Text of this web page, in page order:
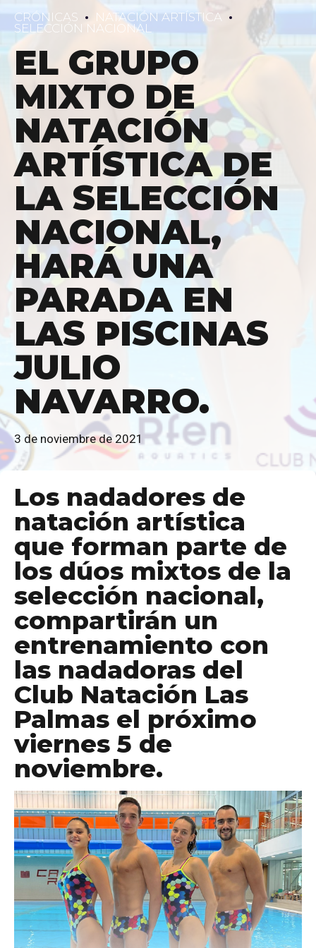
CRÓNICAS
NATACIÓN ARTÍSTICA
SELECCIÓN NACIONAL
EL GRUPO
MIXTO DE
NATACIÓN
ARTÍSTICA DE
LA SELECCIÓN
NACIONAL,
HARÁ UNA
PARADA EN
LAS PISCINAS
JULIO
NAVARRO.
3 de noviembre de 2021
Los nadadores de
natación artística
que forman parte de
los dúos mixtos de la
selección nacional,
compartirán un
entrenamiento con
las nadadoras del
Club Natación Las
Palmas el próximo
viernes 5 de
noviembre.